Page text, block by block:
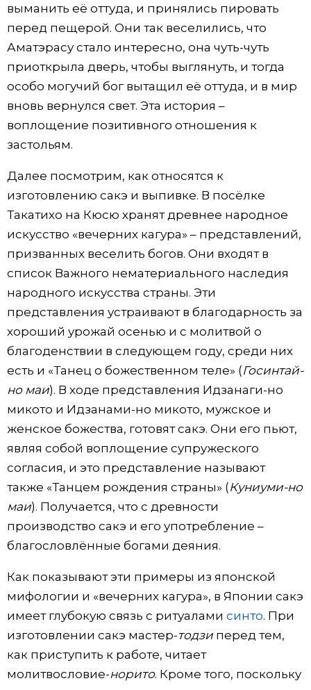
выманить её оттуда, и принялись пировать
перед пещерой. Они так веселились, что
Аматэрасу стало интересно, она чуть-чуть
приоткрыла дверь, чтобы выглянуть, и тогда
особо могучий бог вытащил её оттуда, и в мир
вновь вернулся свет. Эта история –
воплощение позитивного отношения к
застольям.
Далее посмотрим, как относятся к
изготовлению сакэ и выпивке. В посёлке
Такатихо на Кюсю хранят древнее народное
искусство «вечерних кагура» – представлений,
призванных веселить богов. Они входят в
список Важного нематериального наследия
народного искусства страны. Эти
представления устраивают в благодарность за
хороший урожай осенью и с молитвой о
благоденствии в следующем году, среди них
есть и «Танец о божественном теле» (Госинтай-
но маи). В ходе представления Идзанаги-но
микото и Идзанами-но микото, мужское и
женское божества, готовят сакэ. Они его пьют,
являя собой воплощение супружеского
согласия, и это представление называют
также «Танцем рождения страны» (Куниуми-но
маи). Получается, что с древности
производство сакэ и его употребление –
благословлённые богами деяния.
Как показывают эти примеры из японской
мифологии и «вечерних кагура», в Японии сакэ
имеет глубокую связь с ритуалами синто. При
изготовлении сакэ мастер-тодзиперед тем,
как приступить к работе, читает
молитвословие-норито. Кроме того, поскольку